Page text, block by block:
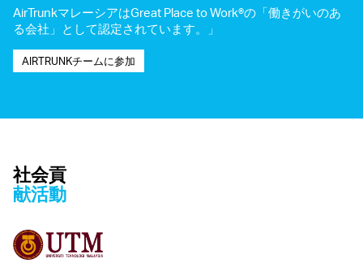
AirTrunkマレーシアはGreat Place to Work®の「働きがいのあ
る会社」として認定されています。」
AIRTRUNKチームに参加
社会貢
献活動